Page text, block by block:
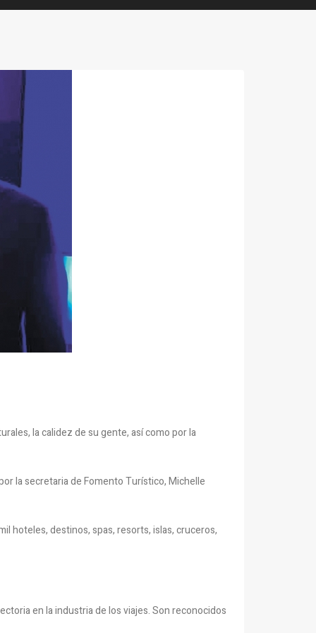
la calidez de su gente, así como por la
la secretaria de Fomento Turístico, Michelle
hoteles, destinos, spas, resorts, islas, cruceros,
en la industria de los viajes. Son reconocidos